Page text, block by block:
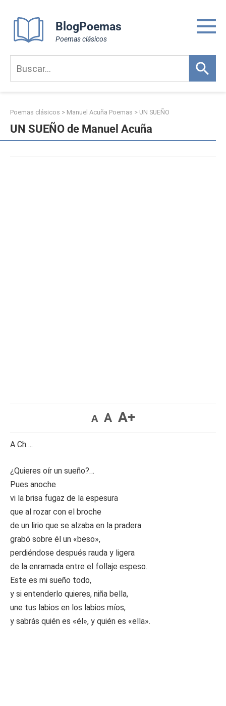
content
BlogPoemas
Poemas clásicos
Poemas clásicos > Manuel Acuña Poemas > UN SUEÑO
UN SUEÑO de Manuel Acuña
A A A+
A Ch….
¿Quieres oír un sueño?…
Pues anoche
vi la brisa fugaz de la espesura
que al rozar con el broche
de un lirio que se alzaba en la pradera
grabó sobre él un «beso»,
perdiéndose después rauda y ligera
de la enramada entre el follaje espeso.
Este es mi sueño todo,
y si entenderlo quieres, niña bella,
une tus labios en los labios míos,
y sabrás quién es «él», y quién es «ella».